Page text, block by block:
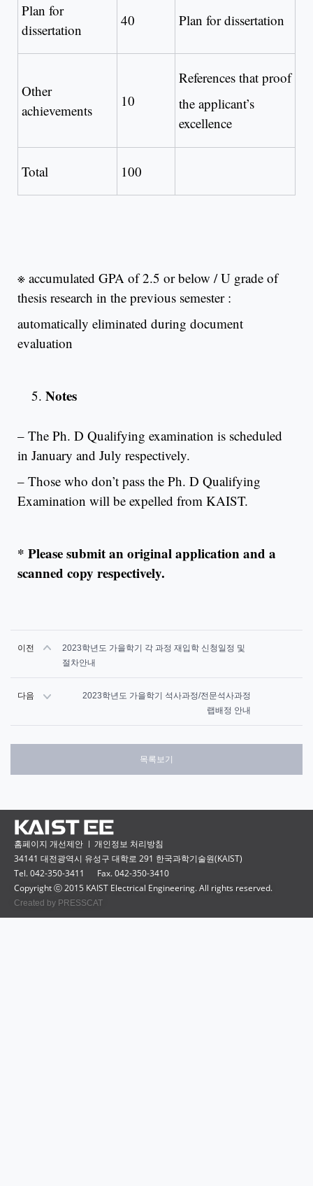
Plan for
dissertation
40 Plan for dissertation
Other
achievements
10
References that proof
the applicant’s
excellence
Total 100
※ accumulated GPA of 2.5 or below / U grade of
thesis research in the previous semester :
automatically eliminated during document
evaluation
Notes
– The Ph. D Qualifying examination is scheduled
in January and July respectively.
– Those who don’t pass the Ph. D Qualifying
Examination will be expelled from KAIST.
* Please submit an original application and a
scanned copy respectively.
이전
2023학년도 가을학기 각 과정 재입학 신청일정 및
절차안내
다음
2023학년도 가을학기 석사과정/전문석사과정
랩배정 안내
목록보기
34141 대전광역시 유성구 대학로 291 한국과학기술원(KAIST)
Tel. 042-350-3411
Fax. 042-350-3410
Copyright ⓒ 2015 KAIST Electrical Engineering. All rights reserved.
Created by PRESSCAT
홈페이지 개선제안 개인정보 처리방침